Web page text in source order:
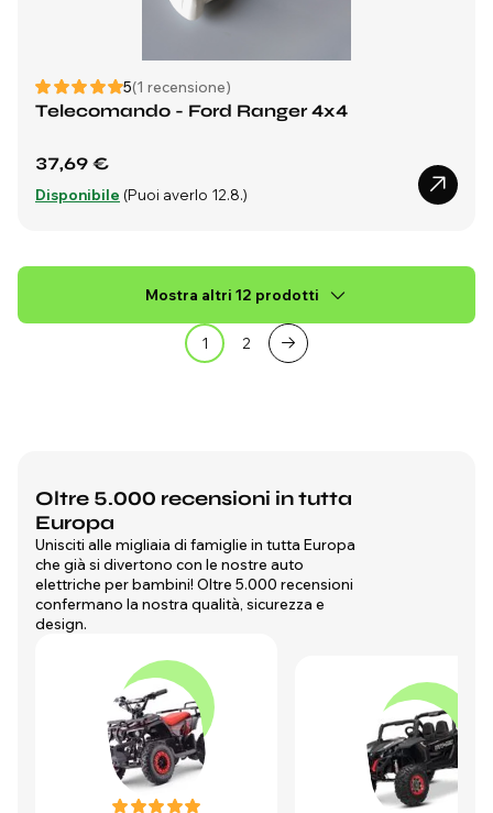
5(1 recensione)
Telecomando - Ford Ranger 4x4
37,69 €
Disponibile (Puoi averlo 12.8.)
Mostra altri 12 prodotti
1 2
Oltre 5.000 recensioni in tutta
Europa
Unisciti alle migliaia di famiglie in tutta Europa
che già si divertono con le nostre auto
elettriche per bambini! Oltre 5.000 recensioni
confermano la nostra qualità, sicurezza e
design.